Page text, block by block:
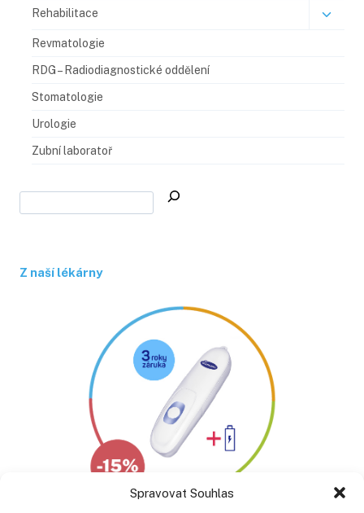
Spravovat Souhlas
Rehabilitace
Revmatologie
RDG – Radiodiagnostické oddělení​
Stomatologie
Urologie
Zubní laboratoř
Z naší lékárny